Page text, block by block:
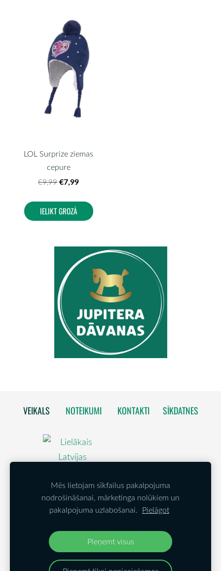
LOL Surprize ziemas
cepure
€9,99 €7,99
IELIKT GROZĀ
VEIKALS NOTEIKUMI KONTAKTI SĪKDATNES
Mēs lietojam sīkfailus pakalpojuma
nodrošināšanai, mārketinga nolūkiem un
pakalpojuma uzlabošanai. Pielāgot
Pieņemt visus